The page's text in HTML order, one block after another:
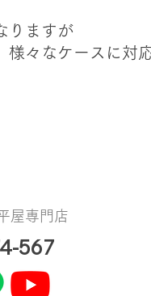
りますが
々なケースに対
屋専門店
567